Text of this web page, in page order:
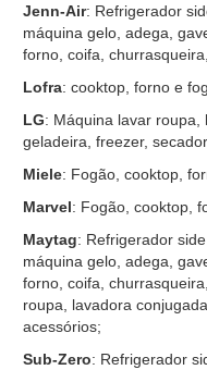
Jenn-Air: Refrigerador
máquina gelo, adega,
forno, coifa,
Lofra: cooktop, forno e
LG: Máquina lavar roupa,
geladeira, freezer,
Miele: Fogão, cooktop,
Marvel: Fogão, cooktop,
Maytag: Refrigerador
máquina gelo, adega,
forno, coifa,
roupa, lavadora
acessórios;
Sub-Zero: Refrigerador